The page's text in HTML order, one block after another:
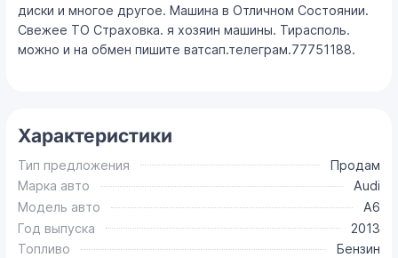
диски и многое другое. Машина в Отличном Состоянии.
Свежее ТО Страховка. я хозяин машины. Тирасполь.
можно и на обмен пишите ватсап.телеграм.77751188.
Характеристики
Тип предложения
Продам
Марка авто
Audi
Модель авто
A6
Год выпуска
2013
Топливо
Бензин